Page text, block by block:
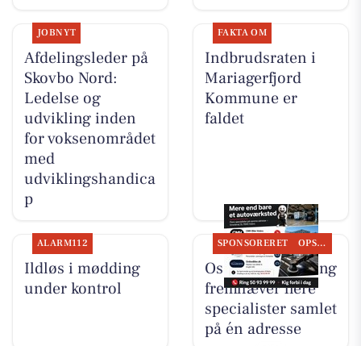
JOBNYT
Afdelingsleder på
Skovbo Nord:
Ledelse og
udvikling inden
for voksenområdet
med
udviklingshandica
p
FAKTA OM
Indbrudsraten i
Mariagerfjord
Kommune er
faldet
ALARM112
Ildløs i mødding
under kontrol
SPONSORERET OPSLAGSTAVLEN
Oscar Biludlejning
fremhæver flere
specialister samlet
på én adresse